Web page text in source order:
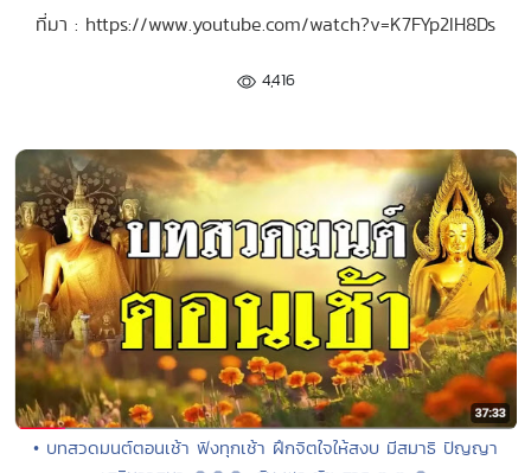
ที่มา : https://www.youtube.com/watch?v=K7FYp2IH8Ds
4,416
• บทสวดมนต์ตอนเช้า ฟังทุกเช้า ฝึกจิตใจให้สงบ มีสมาธิ ปัญญา